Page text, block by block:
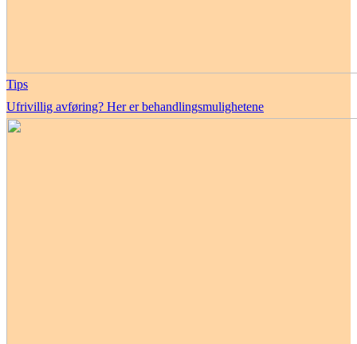
Tips
Ufrivillig avføring? Her er behandlingsmulighetene